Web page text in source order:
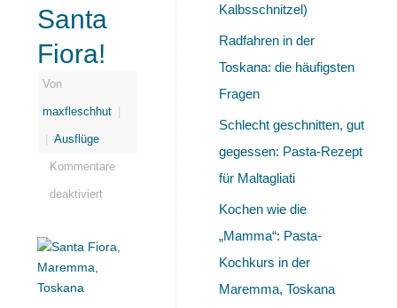
Santa
Fiora!
Von
maxfleschhut
Ausflüge
Kommentare
deaktiviert
Kalbsschnitzel)
Radfahren in der
Toskana: die häufigsten
Fragen
Schlecht geschnitten, gut
gegessen: Pasta-Rezept
für Maltagliati
Kochen wie die
„Mamma“: Pasta-
Kochkurs in der
Maremma, Toskana